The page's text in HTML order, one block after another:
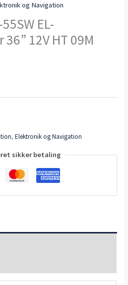
og Navigation
EL-
12V HT 09M
,Elektronik og Navigation
sikker betaling